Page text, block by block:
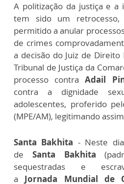
A politização da justiça e a
tem sido um
permitido a anular
de crimes
a decisão do Juiz de Direito
Tribunal de Justiça da
processo contra Adail
contra a dignidade
adolescentes, proferido
(MPE/AM), legitimando
Santa Bakhita - Neste
de Santa Bakhita
sequestradas e
a Jornada Mundial de